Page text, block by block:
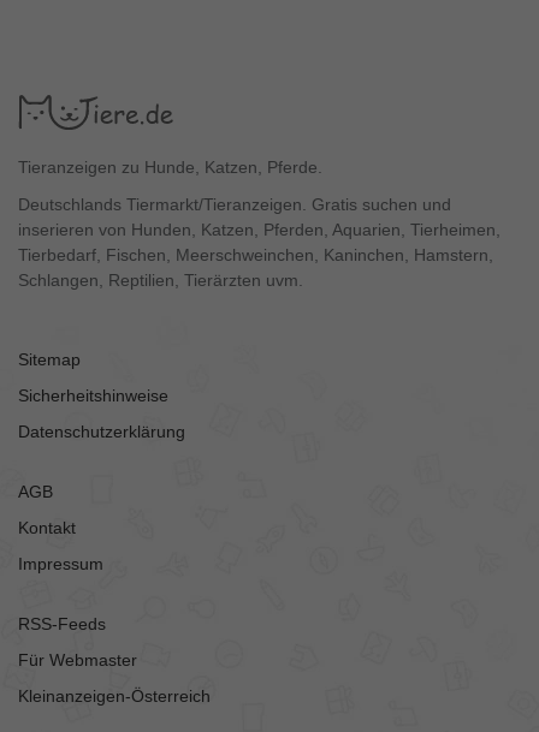
Tieranzeigen zu Hunde, Katzen, Pferde.
Deutschlands Tiermarkt/Tieranzeigen. Gratis suchen und
inserieren von Hunden, Katzen, Pferden, Aquarien, Tierheimen,
Tierbedarf, Fischen, Meerschweinchen, Kaninchen, Hamstern,
Schlangen, Reptilien, Tierärzten uvm.
Sitemap
Sicherheitshinweise
Datenschutzerklärung
AGB
Kontakt
Impressum
RSS-Feeds
Für Webmaster
Kleinanzeigen-Österreich